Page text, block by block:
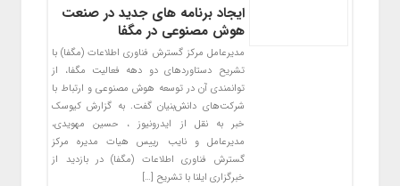
ایجاد برنامه های جدید در صنعت
هوش مصنوعی در مگفا
مدیرعامل مرکز گسترش فناوری اطلاعات (مگفا) با
تشریح دستاوردهای دو دهه فعالیت مگفا، از
توانمندی آن در توسعه هوش مصنوعی و ارتباط با
شرکت‌های دانش‌بنیان گفت. به گزارش کیوسک
خبر به نقل از ایدرونیوز ، حسین مهویدی،
مدیرعامل و نایب رییس هیات مدیره مرکز
گسترش فناوری اطلاعات (مگفا) در بازدید از
خبرگزاری ایلنا با تشریح […]